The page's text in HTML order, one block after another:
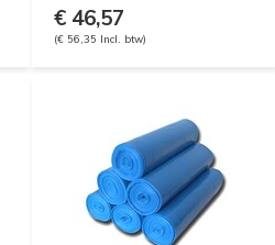
€ 46,57
(€ 56,35 Incl. btw)